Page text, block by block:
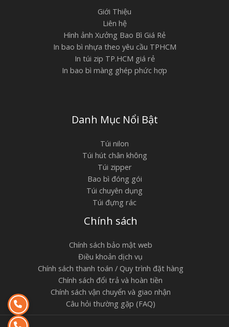
Giới Thiệu
Liên hệ
Hình ảnh Xưởng Bao Bì Giá Rẻ
In bao bì nhựa theo yêu cầu TPHCM
In túi zip TP.HCM giá rẻ
In bao bì màng ghép phức hợp
Danh Mục Nổi Bật
Túi nilon
Túi hút chân không
Túi zipper
Bao bì đóng gói
Túi chuyên dụng
Túi đựng rác
Chính sách
Chính sách bảo mật web
Điều khoản dịch vụ
Chính sách thanh toán / Quy trình đặt hàng
Chính sách đổi trả và hoàn tiền
Chính sách vận chuyển và giao nhận
Câu hỏi thường gặp (FAQ)